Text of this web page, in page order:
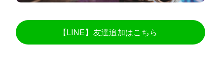
【LINE】友達追加はこちら